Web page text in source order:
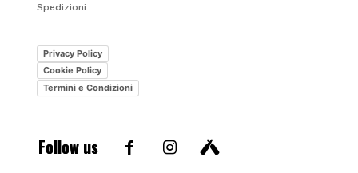
Spedizioni
Privacy Policy
Cookie Policy
Termini e Condizioni
Follow us